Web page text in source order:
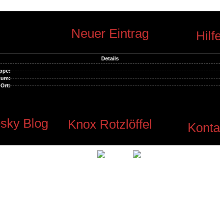
Neuer Eintrag
Details
Ort:
Blog Knox Rotzlöffel